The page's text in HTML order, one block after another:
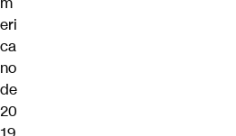
eri
ca
no
de
20